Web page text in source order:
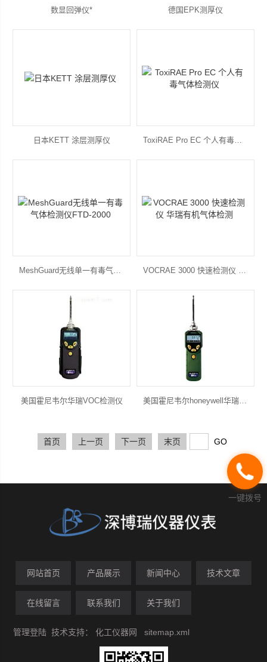
数显回弹仪* 德国EPK测厚仪
日本KETT 涂层测厚仪 ToxiRAE Pro EC 个人有毒气体检测仪
MeshGuard无线单一有毒气体检测仪FTD-2000 VOCRAE 3000 快速检测仪 华瑞有机气体检测
美国霍尼韦尔华瑞VOC检测仪 美国霍尼韦尔honeywell华瑞VOC检测仪
首页 上一页 下一页 末页
网站首页 产品展示 新闻中心 技术文章
在线留言 联系我们 关于我们
管理登陆 技术支持：化工仪器网 sitemap.xml
一键拨号